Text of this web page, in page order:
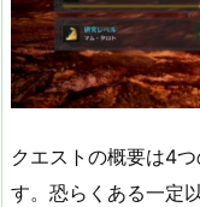
クエストの概要は4
す。恐らくある一定